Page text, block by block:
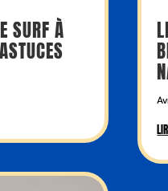
SURF À